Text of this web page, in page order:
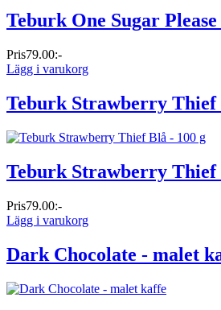
Teburk One Sugar Please
Pris79.00:-
Lägg i varukorg
Teburk Strawberry Thief
Teburk Strawberry Thief
Pris79.00:-
Lägg i varukorg
Dark Chocolate - malet